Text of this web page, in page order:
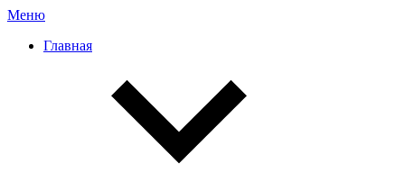
Меню
Главная